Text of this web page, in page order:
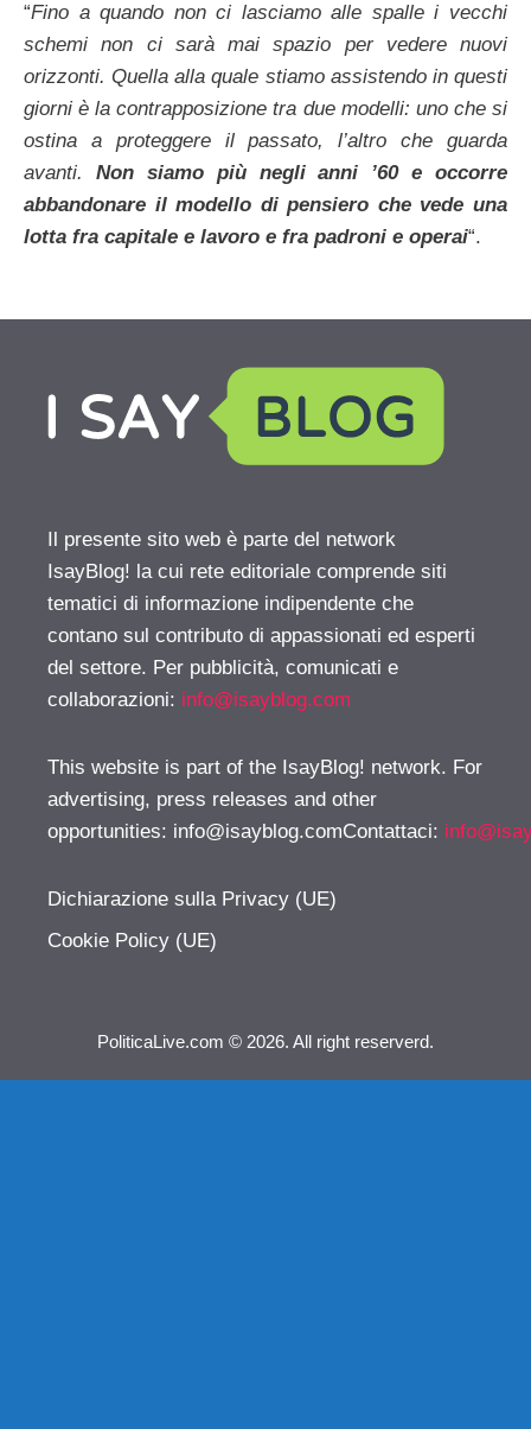
“Fino a quando non ci lasciamo alle spalle i vecchi
schemi non ci sarà mai spazio per vedere nuovi
orizzonti. Quella alla quale stiamo assistendo in questi
giorni è la contrapposizione tra due modelli: uno che si
ostina a proteggere il passato, l’altro che guarda
avanti. Non siamo più negli anni ’60 e occorre
abbandonare il modello di pensiero che vede una
lotta fra capitale e lavoro e fra padroni e operai“.
Il presente sito web è parte del network
IsayBlog! la cui rete editoriale comprende siti
tematici di informazione indipendente che
contano sul contributo di appassionati ed esperti
del settore. Per pubblicità, comunicati e
collaborazioni: info@isayblog.com
This website is part of the IsayBlog! network. For
advertising, press releases and other
opportunities: info@isayblog.comContattaci:
Dichiarazione sulla Privacy (UE)
Cookie Policy (UE)
PoliticaLive.com © 2026. All right reserverd.